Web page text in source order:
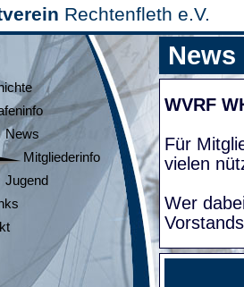
Rechtenfleth e.V.
News
Mitgliederinfo
Jugend
News
WVRF
Für
vielen
Wer